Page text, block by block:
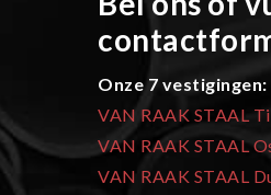
Onze 7 vestigingen:
VAN RAAK STAAL
VAN RAAK STAAL
VAN RAAK STAAL